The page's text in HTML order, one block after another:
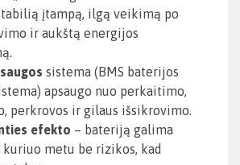
įtampą, ilgą veikimą po
ir aukštą energijos
saugos sistema (BMS baterijos
apsaugo nuo perkaitimo,
perkrovos ir gilaus išsikrovimo.
efekto – bateriją galima
metu be rizikos, kad